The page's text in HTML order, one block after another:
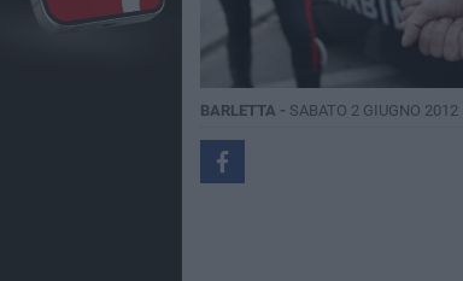
BARLETTA - SABATO 2 GIUGNO 2012